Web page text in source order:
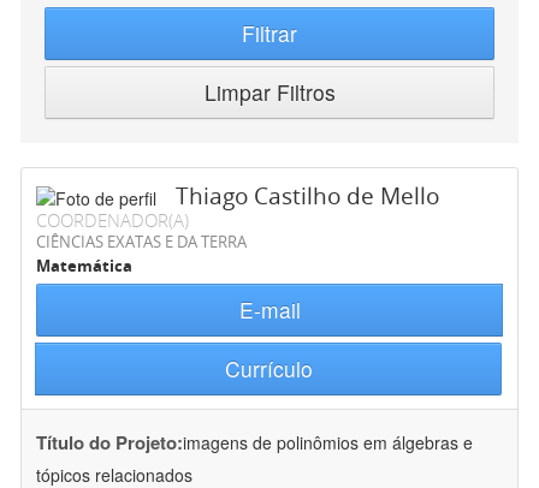
Filtrar
Limpar Filtros
Thiago Castilho de Mello
COORDENADOR(A)
CIÊNCIAS EXATAS E DA TERRA
Matemática
E-mail
Currículo
Título do Projeto:imagens de polinômios em álgebras e
tópicos relacionados